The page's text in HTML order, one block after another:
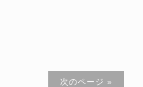
次のページ »